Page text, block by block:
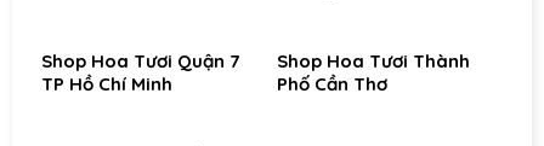
Shop Hoa Tươi Quận 7
TP Hồ Chí Minh
Shop Hoa Tươi Thành
Phố Cần Thơ